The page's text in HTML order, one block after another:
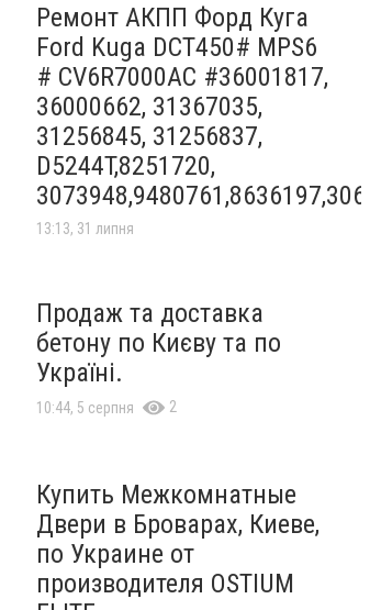
Ремонт АКПП Форд Куга
Ford Kuga DCT450# MPS6
# CV6R7000AC #36001817,
36000662, 31367035,
31256845, 31256837,
D5244T,8251720,
13:13, 31 липня
Продаж та доставка
бетону по Києву та по
Україні.
10:44, 5 серпня 2
Купить Межкомнатные
Двери в Броварах, Киеве,
по Украине от
производителя OSTIUM